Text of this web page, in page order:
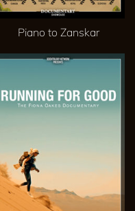
Piano to Zanskar